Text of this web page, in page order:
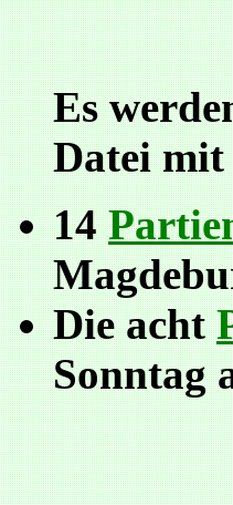
Es
Datei mit
14
Die acht
Sonntag